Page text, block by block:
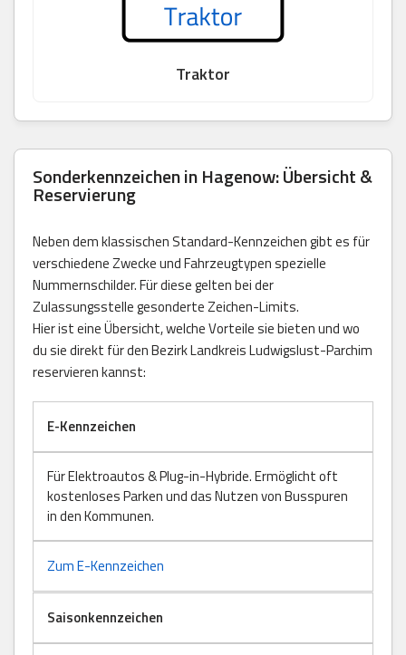
Traktor
Sonderkennzeichen in Hagenow: Übersicht &
Reservierung
Neben dem klassischen Standard-Kennzeichen gibt es für
verschiedene Zwecke und Fahrzeugtypen spezielle
Nummernschilder. Für diese gelten bei der
Zulassungsstelle gesonderte Zeichen-Limits.
Hier ist eine Übersicht, welche Vorteile sie bieten und wo
du sie direkt für den Bezirk Landkreis Ludwigslust-Parchim
reservieren kannst:
E-Kennzeichen
Für Elektroautos & Plug-in-Hybride. Ermöglicht oft
kostenloses Parken und das Nutzen von Busspuren
in den Kommunen.
Zum E-Kennzeichen
Saisonkennzeichen